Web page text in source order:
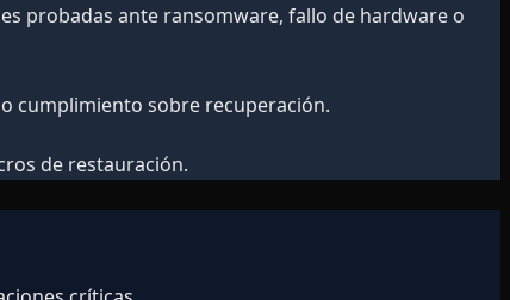
probadas ante ransomware, fallo de hardware o
cumplimiento sobre recuperación.
de restauración.